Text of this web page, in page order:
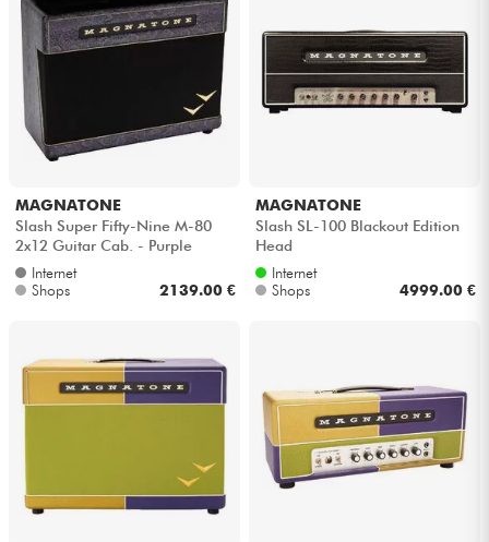
MAGNATONE
Slash Super Fifty-Nine M-80
2x12 Guitar Cab. - Purple
PythonInternet
Shops
2139.00 €
MAGNATONE
Slash SL-100 Blackout Edition
Head
Internet
Shops
4999.00 €